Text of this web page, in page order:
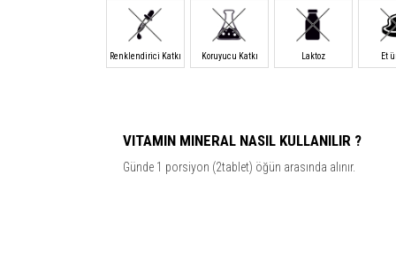
Renklendirici Katkı Koruyucu Katkı Laktoz Et
VITAMIN MINERAL NASIL KULLANILIR ?
Günde 1 porsiyon (2tablet) öğün arasında alınır.